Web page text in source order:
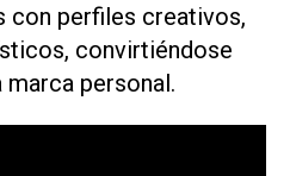
con perfiles creativos,
convirtiéndose
marca personal.